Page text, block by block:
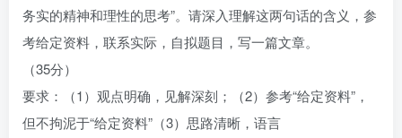
务实的精神和理性的思考”。请深入理解这两句话的含义，参
考给定资料，联系实际，自拟题目，写一篇文章。
（35分）
要求：（1）观点明确，见解深刻；（2）参考“给定资料”，
但不拘泥于“给定资料”（3）思路清晰，语言